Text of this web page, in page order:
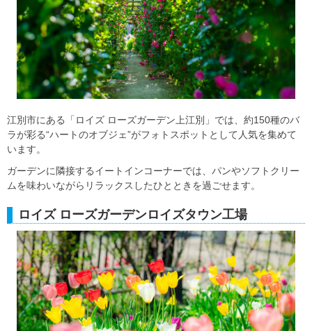
江別市にある「ロイズ ローズガーデン上江別」では、約150種のバ
ラが彩る“ハートのオブジェ”がフォトスポットとして人気を集めて
います。
ガーデンに隣接するイートインコーナーでは、パンやソフトクリー
ムを味わいながらリラックスしたひとときを過ごせます。
ロイズ ローズガーデンロイズタウン工場